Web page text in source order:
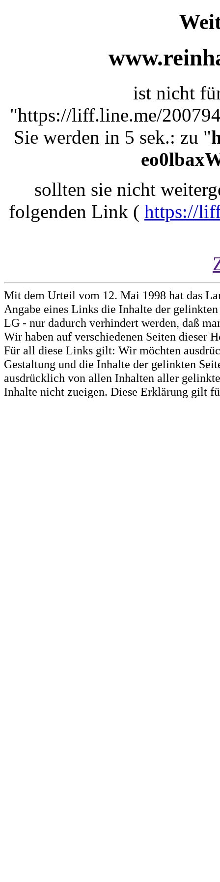
ist nicht
"https://liff.line.me/
Sie werden in 5 sek.: zu "
sollten sie nicht
folgenden Link ( https://
Mit dem Urteil vom 12. Mai 1998 hat das
Angabe eines Links die Inhalte der
LG - nur dadurch verhindert werden, daß
Wir haben auf verschiedenen Seiten dieser
Für all diese Links gilt: Wir möchten
Gestaltung und die Inhalte der gelinkten
ausdrücklich von allen Inhalten aller
Inhalte nicht zueigen. Diese Erklärung gilt